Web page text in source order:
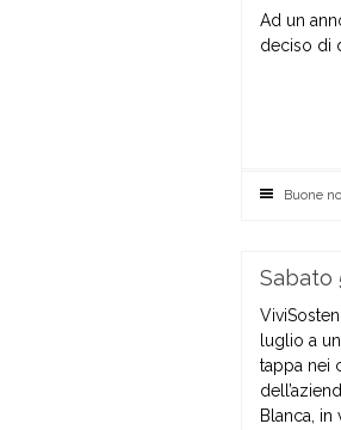
Ad un
deciso di
Buone
Sabato
luglio a
tappa nei
Blanca,